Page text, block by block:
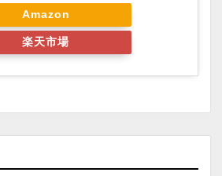
Amazon
楽天市場